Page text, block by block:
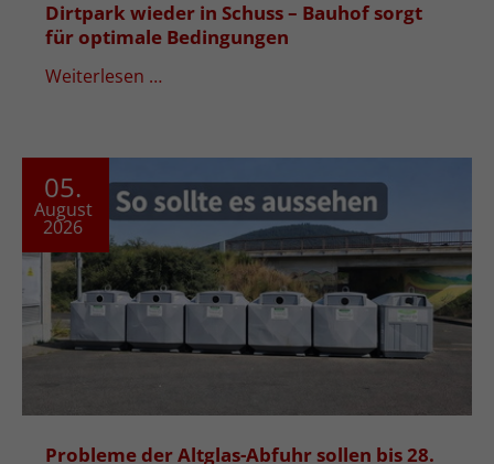
Dirtpark wieder in Schuss – Bauhof sorgt
für optimale Bedingungen
Weiterlesen …
05.
August
2026
Probleme der Altglas-Abfuhr sollen bis 28.